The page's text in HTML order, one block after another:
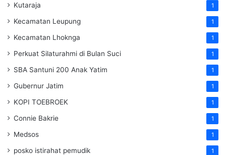
Kutaraja 1
Kecamatan Leupung 1
Kecamatan Lhoknga 1
Perkuat Silaturahmi di Bulan Suci 1
SBA Santuni 200 Anak Yatim 1
Gubernur Jatim 1
KOPI TOEBROEK 1
Connie Bakrie 1
Medsos 1
posko istirahat pemudik 1